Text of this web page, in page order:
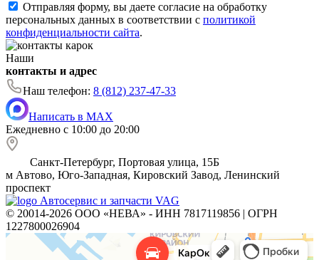
Отправляя форму, вы даете согласие на обработку
персональных данных в соответствии с политикой
конфиденциальности сайта.
Наши
контакты и адрес
Наш телефон: 8 (812) 237-47-33
Написать в MAX
Ежедневно с 10:00 до 20:00
Санкт-Петербург, Портовая улица, 15Б
м Автово, Юго-Западная, Кировский Завод, Ленинский
проспект
Автосервис и запчасти VAG
© 20014-2026 ООО «НЕВА» - ИНН 7817119856 | ОГРН
1227800026904